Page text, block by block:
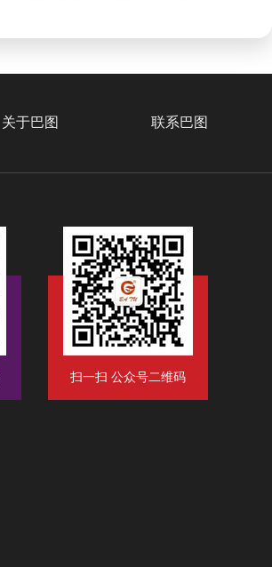
关于巴图 联系巴图
扫一扫 公众号二维码